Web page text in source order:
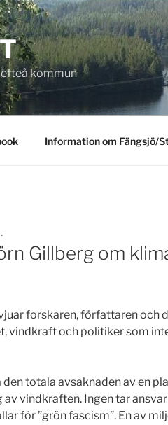
kommun
Information om Fängsjö/
Gillberg om
forskaren, författaren och
vindkraft och politiker som
totala avsaknaden av en
vindkraften. Ingen tar
för ”grön fascism”. En av